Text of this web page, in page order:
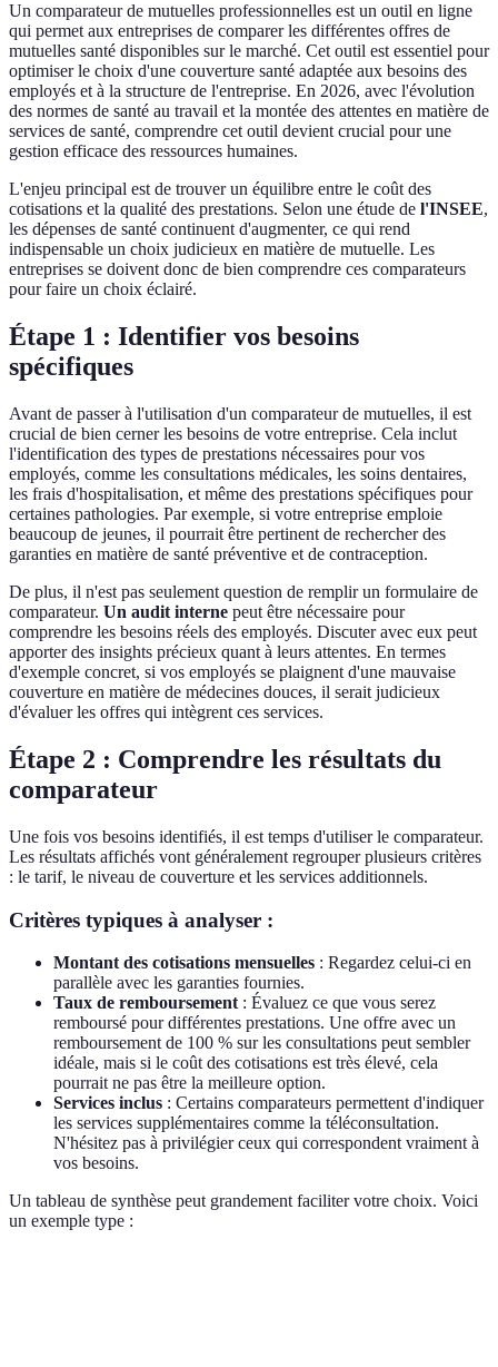
Un comparateur de mutuelles professionnelles est un outil en ligne
qui permet aux entreprises de comparer les différentes offres de
mutuelles santé disponibles sur le marché. Cet outil est essentiel pour
optimiser le choix d'une couverture santé adaptée aux besoins des
employés et à la structure de l'entreprise. En 2026, avec l'évolution
des normes de santé au travail et la montée des attentes en matière de
services de santé, comprendre cet outil devient crucial pour une
gestion efficace des ressources humaines.
L'enjeu principal est de trouver un équilibre entre le coût des
cotisations et la qualité des prestations. Selon une étude de l'INSEE,
les dépenses de santé continuent d'augmenter, ce qui rend
indispensable un choix judicieux en matière de mutuelle. Les
entreprises se doivent donc de bien comprendre ces comparateurs
pour faire un choix éclairé.
Étape 1 : Identifier vos besoins
spécifiques
Avant de passer à l'utilisation d'un comparateur de mutuelles, il est
crucial de bien cerner les besoins de votre entreprise. Cela inclut
l'identification des types de prestations nécessaires pour vos
employés, comme les consultations médicales, les soins dentaires,
les frais d'hospitalisation, et même des prestations spécifiques pour
certaines pathologies. Par exemple, si votre entreprise emploie
beaucoup de jeunes, il pourrait être pertinent de rechercher des
garanties en matière de santé préventive et de contraception.
De plus, il n'est pas seulement question de remplir un formulaire de
comparateur. Un audit interne peut être nécessaire pour
comprendre les besoins réels des employés. Discuter avec eux peut
apporter des insights précieux quant à leurs attentes. En termes
d'exemple concret, si vos employés se plaignent d'une mauvaise
couverture en matière de médecines douces, il serait judicieux
d'évaluer les offres qui intègrent ces services.
Étape 2 : Comprendre les résultats du
comparateur
Une fois vos besoins identifiés, il est temps d'utiliser le comparateur.
Les résultats affichés vont généralement regrouper plusieurs critères
: le tarif, le niveau de couverture et les services additionnels.
Critères typiques à analyser :
Montant des cotisations mensuelles : Regardez celui-ci en
parallèle avec les garanties fournies.
Taux de remboursement: Évaluez ce que vous serez
remboursé pour différentes prestations. Une offre avec un
remboursement de 100 % sur les consultations peut sembler
idéale, mais si le coût des cotisations est très élevé, cela
pourrait ne pas être la meilleure option.
Services inclus : Certains comparateurs permettent d'indiquer
les services supplémentaires comme la téléconsultation.
N'hésitez pas à privilégier ceux qui correspondent vraiment à
vos besoins.
Un tableau de synthèse peut grandement faciliter votre choix. Voici
un exemple type :